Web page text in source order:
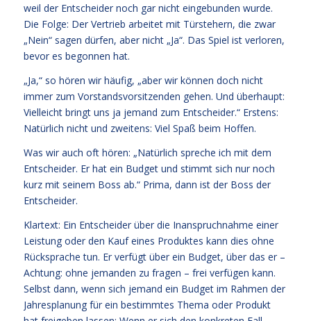
weil der Entscheider noch gar nicht eingebunden wurde.
Die Folge: Der Vertrieb arbeitet mit Türstehern, die zwar
„Nein“ sagen dürfen, aber nicht „Ja“. Das Spiel ist verloren,
bevor es begonnen hat.
„Ja,“ so hören wir häufig, „aber wir können doch nicht
immer zum Vorstandsvorsitzenden gehen. Und überhaupt:
Vielleicht bringt uns ja jemand zum Entscheider.“ Erstens:
Natürlich nicht und zweitens: Viel Spaß beim Hoffen.
Was wir auch oft hören: „Natürlich spreche ich mit dem
Entscheider. Er hat ein Budget und stimmt sich nur noch
kurz mit seinem Boss ab.“ Prima, dann ist der Boss der
Entscheider.
Klartext: Ein Entscheider über die Inanspruchnahme einer
Leistung oder den Kauf eines Produktes kann dies ohne
Rücksprache tun. Er verfügt über ein Budget, über das er –
Achtung: ohne jemanden zu fragen – frei verfügen kann.
Selbst dann, wenn sich jemand ein Budget im Rahmen der
Jahresplanung für ein bestimmtes Thema oder Produkt